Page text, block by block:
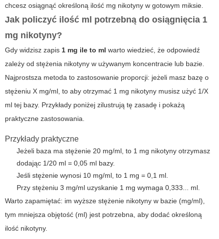
chcesz osiągnąć określoną ilość mg nikotyny w gotowym miksie.
Jak policzyć ilość ml potrzebną do osiągnięcia 1
mg nikotyny?
Gdy widzisz zapis 1 mg ile to ml warto wiedzieć, że odpowiedź
zależy od stężenia nikotyny w używanym koncentracie lub bazie.
Najprostsza metoda to zastosowanie proporcji: jeżeli masz bazę o
stężeniu X mg/ml, to aby otrzymać 1 mg nikotyny musisz użyć 1/X
ml tej bazy. Przykłady poniżej zilustrują tę zasadę i pokażą
praktyczne zastosowania.
Przykłady praktyczne
Jeżeli baza ma stężenie 20 mg/ml, to 1 mg nikotyny otrzymasz
dodając 1/20 ml = 0,05 ml bazy.
Jeśli stężenie wynosi 10 mg/ml, to 1 mg = 0,1 ml.
Przy stężeniu 3 mg/ml uzyskanie 1 mg wymaga 0,333... ml.
Warto zapamiętać: im wyższe stężenie nikotyny w bazie (mg/ml),
tym mniejsza objętość (ml) jest potrzebna, aby dodać określoną
ilość nikotyny.